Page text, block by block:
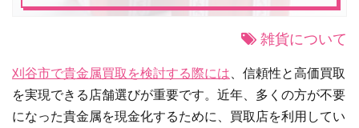
雑貨について
刈谷市で貴金属買取を検討する際には 、信頼性と高価買取
を実現できる店舗選びが重要です。近年、多くの方が不要
になった貴金属を現金化するために、買取店を利用してい